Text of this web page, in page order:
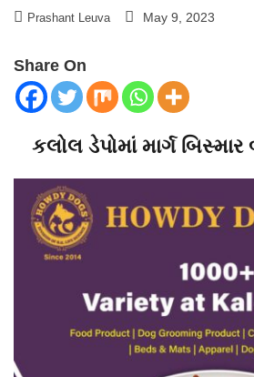
Prashant Leuva May 9, 2023
Share On
કલોલ ડેપોમાં માર્ગ બિસ્માર